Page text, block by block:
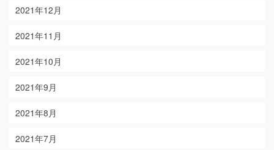
2021年12月
2021年11月
2021年10月
2021年9月
2021年8月
2021年7月